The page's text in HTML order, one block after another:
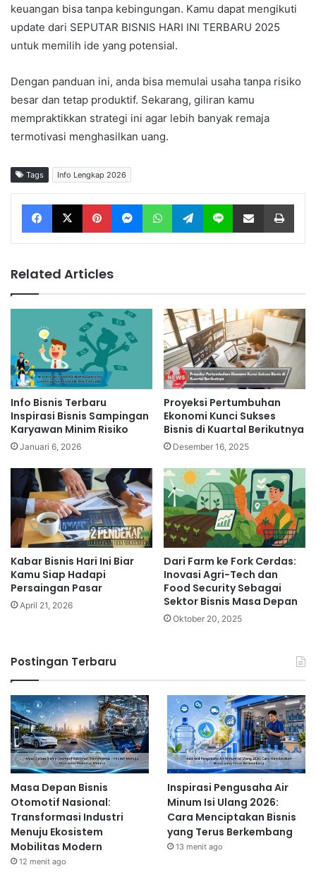
keuangan bisa tanpa kebingungan. Kamu dapat mengikuti
update dari SEPUTAR BISNIS HARI INI TERBARU 2025
untuk memilih ide yang potensial.
Dengan panduan ini, anda bisa memulai usaha tanpa risiko
besar dan tetap produktif. Sekarang, giliran kamu
mempraktikkan strategi ini agar lebih banyak remaja
termotivasi menghasilkan uang.
Tags Info Lengkap 2026
Facebook X Pinterest Messenger WhatsApp Telegram Line Share via Email
Related Articles
Info Bisnis Terbaru
Inspirasi Bisnis Sampingan
Karyawan Minim Risiko
Januari 6, 2026
Proyeksi Pertumbuhan
Ekonomi Kunci Sukses
Bisnis di Kuartal Berikutnya
Desember 16, 2025
Kabar Bisnis Hari Ini Biar
Kamu Siap Hadapi
Persaingan Pasar
April 21, 2026
Dari Farm ke Fork Cerdas:
Inovasi Agri-Tech dan
Food Security Sebagai
Sektor Bisnis Masa Depan
Oktober 20, 2025
Postingan Terbaru
Masa Depan Bisnis
Otomotif Nasional:
Transformasi Industri
Menuju Ekosistem
Mobilitas Modern
12 menit ago
Inspirasi Pengusaha Air
Minum Isi Ulang 2026:
Cara Menciptakan Bisnis
yang Terus Berkembang
13 menit ago